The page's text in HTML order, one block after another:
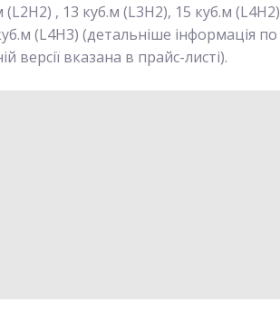
(L2H2) , 13 куб.м (L3H2), 15 куб.м (L4H2)
(L4H3) (детальніше інформація по
версії вказана в прайс-листі).